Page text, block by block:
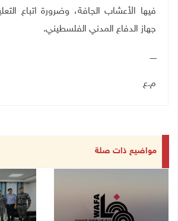
فيها الأعشاب الجافة، وضرورة اتباع
جهاز الدفاع المدني الفلسطيني.
ـــــ
م.ع
مواضيع ذات صلة